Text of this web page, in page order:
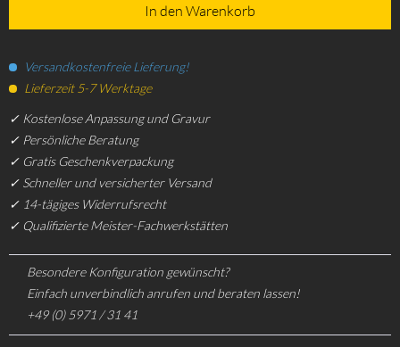
In den Warenkorb
Versandkostenfreie Lieferung!
Lieferzeit 5-7 Werktage
✓ Kostenlose Anpassung und Gravur
✓ Persönliche Beratung
✓ Gratis Geschenkverpackung
✓ Schneller und versicherter Versand
✓ 14-tägiges Widerrufsrecht
✓ Qualifizierte Meister-Fachwerkstätten
Besondere Konfiguration gewünscht?
Einfach unverbindlich anrufen und beraten lassen!
+49 (0) 5971 / 31 41